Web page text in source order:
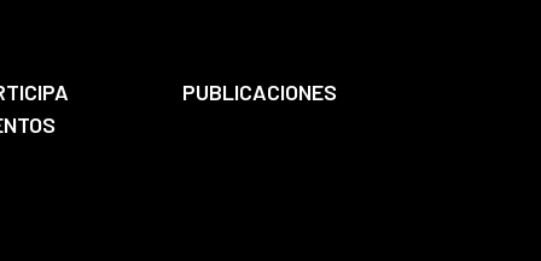
PUBLICACIONES